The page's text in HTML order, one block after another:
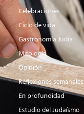
Celebraciones
Ciclo de vida
Gastronomía Judía
Mitología
Opinión
Reflexiones semanales
En profundidad
Estudio del Judaísmo